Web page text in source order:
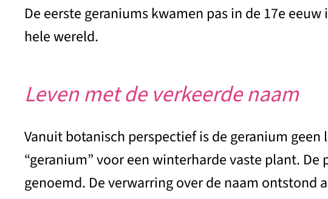
De eerste geraniums kwamen pas in de 17e
hele wereld.
Leven met de verkeerde naam
Vanuit botanisch perspectief is de geranium
“geranium” voor een winterharde vaste plant.
genoemd. De verwarring over de naam ontstond